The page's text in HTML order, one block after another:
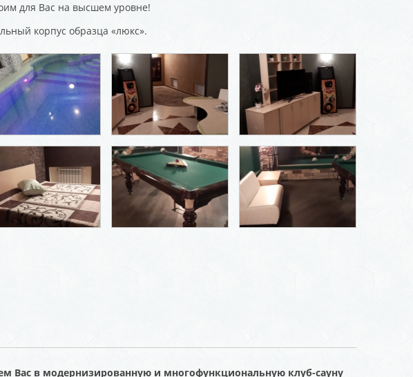
для Вас на высшем уровне!
корпус образца «люкс».
Вас в модернизированную и многофункциональную клуб-сауну